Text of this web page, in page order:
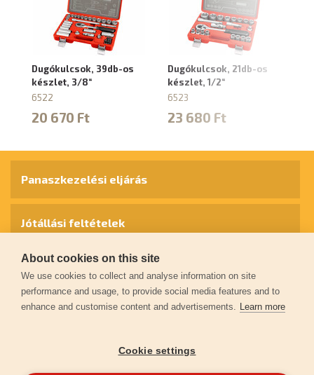
Dugókulcsok, 39db-os
készlet, 3/8“
6522
20 670 Ft
Dugókulcsok, 21db-os
készlet, 1/2“
6523
23 680 Ft
Panaszkezelési eljárás
Jótállási feltételek
Személyes adatok védelme
Kapcsolat
Garancia regisztráció
About cookies on this site
We use cookies to collect and analyse information on site
performance and usage, to provide social media features and to
enhance and customise content and advertisements. Learn more
Cookie settings